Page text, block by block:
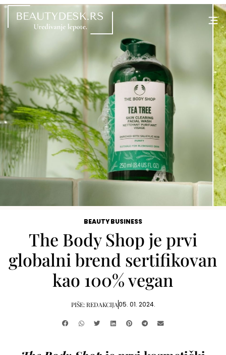
BEAUTY BUSINESS
The Body Shop je prvi
globalni brend sertifikovan
kao 100% vegan
PIŠE:REDAKCIJA05. 01. 2024.